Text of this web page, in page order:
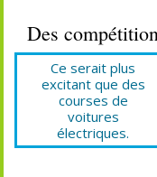
Des
Ce serait plus
excitant que des
courses de
voitures
électriques.